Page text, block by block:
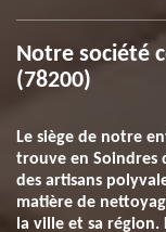
Notre société
(78200)
Le siège de notre
trouve en Soindres
des artisans
matière de
la ville et sa